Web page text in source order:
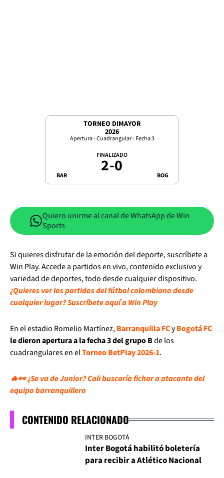
TORNEO DIMAYOR
2026
Apertura - Cuadrangular - Fecha 3
BAR
FINALIZADO
2-0 BOG
Quiero unirme al canal de WhatsApp de Win
Sports
Si quieres disfrutar de la emoción del deporte, suscríbete a
Win Play. Accede a partidos en vivo, contenido exclusivo y
variedad de deportes, todo desde cualquier dispositivo.
¿Quieres ver los partidos del fútbol colombiano desde
cualquier lugar? Suscríbete aquí a Win Play
En el estadio Romelio Martínez,Barranquilla FCyBogotá FC
le dieron apertura a la fecha 3 del grupo Bde los
cuadrangulares en elTorneo BetPlay 2026-1.
🔥👀 ¿Se va de Junior? Cali buscaría fichar a atacante del
equipo barranquillero
CONTENIDO RELACIONADO
INTER BOGOTÁ
Inter Bogotá habilitó boletería
para recibir a Atlético Nacional